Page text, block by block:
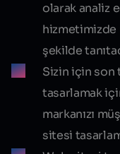
olarak analiz
hizmetimizde
şekilde
Sizin için
tasarlamak
markanızı
sitesi